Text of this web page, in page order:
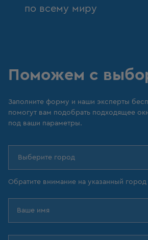
по всему миру
Поможем с
Заполните форму и наши эксперты
помогут вам подобрать подходящее
под ваши параметры.
Выберите город
Обратите внимание на указанный город